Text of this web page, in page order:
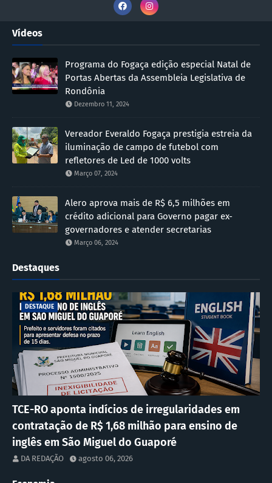
Vídeos
Programa do Fogaça edição especial Natal de
Portas Abertas da Assembleia Legislativa de
Rondônia
Dezembro 11, 2024
Vereador Everaldo Fogaça prestigia estreia da
iluminação de campo de futebol com
refletores de Led de 1000 volts
Março 07, 2024
Alero aprova mais de R$ 6,5 milhões em
crédito adicional para Governo pagar ex-
governadores e atender secretarias
Março 06, 2024
Destaques
DESTAQUE
TCE-RO aponta indícios de irregularidades em
contratação de R$ 1,68 milhão para ensino de
inglês em São Miguel do Guaporé
DA REDAÇÃO agosto 06, 2026